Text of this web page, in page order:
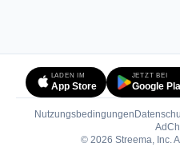
LADEN IM
App Store
JETZT BEI
Google
Nutzungsbedingungen
© 2026 Streema, Inc.